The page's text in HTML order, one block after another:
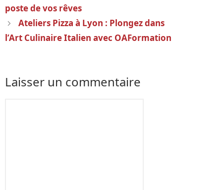
poste de vos rêves
Ateliers Pizza à Lyon : Plongez dans
l’Art Culinaire Italien avec OAFormation
Laisser un commentaire